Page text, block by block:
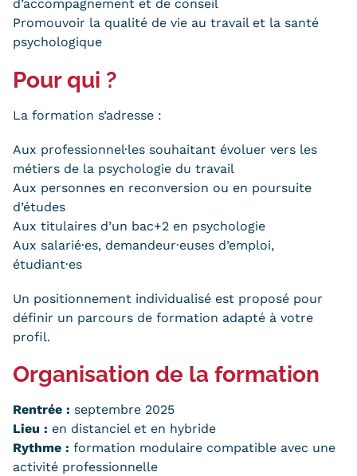
Le Cnam ICSV
Mobilité internationale et
Erasmus
Règlement intérieur
Modalités d'inscription
Modalités de financement
Infos entreprises
Former ses salariés
Taxe d'apprentissage
Infos enseignants
Être enseignant au Cnam
Infos partenaires
d’accompagnement et de conseil
Promouvoir la qualité de vie au travail et la santé
psychologique
Pour qui ?
La formation s’adresse :
Aux professionnel·les souhaitant évoluer vers les
métiers de la psychologie du travail
Aux personnes en reconversion ou en poursuite
d’études
Aux titulaires d’un bac+2 en psychologie
Aux salarié·es, demandeur·euses d’emploi,
étudiant·es
Un positionnement individualisé est proposé pour
définir un parcours de formation adapté à votre
profil.
Organisation de la formation
Rentrée : septembre 2025
Lieu : en distanciel et en hybride
Rythme : formation modulaire compatible avec une
activité professionnelle